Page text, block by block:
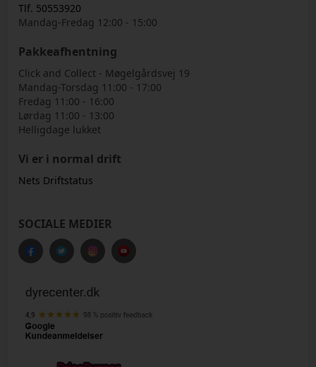
Tlf. 50553920
Mandag-Fredag 12:00 - 15:00
Pakkeafhentning
Click and Collect - Møgelgårdsvej 19
Mandag-Torsdag 11:00 - 17:00
Fredag 11:00 - 16:00
Lørdag 11:00 - 13:00
Helligdage lukket
Vi er i normal drift
Nets Driftstatus
SOCIALE MEDIER